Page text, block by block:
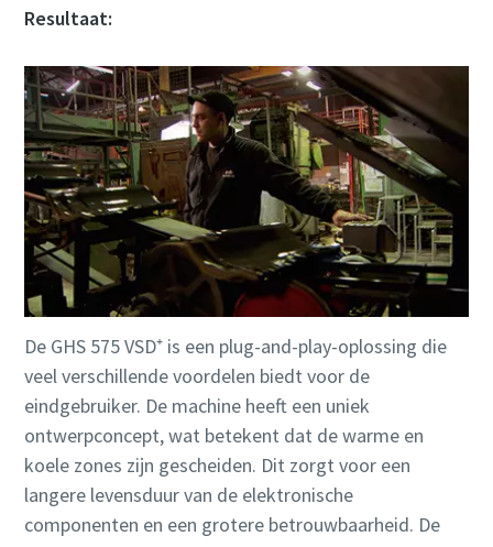
Resultaat:
De GHS 575 VSD⁺ is een plug-and-play-oplossing die
veel verschillende voordelen biedt voor de
eindgebruiker. De machine heeft een uniek
ontwerpconcept, wat betekent dat de warme en
koele zones zijn gescheiden. Dit zorgt voor een
langere levensduur van de elektronische
componenten en een grotere betrouwbaarheid. De